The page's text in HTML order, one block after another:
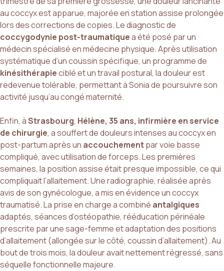
au coccyx est apparue, majorée en station assise prolongée
lors des corrections de copies. Le diagnostic de
coccygodynie post-traumatiquea été posé par un
médecin spécialisé en médecine physique. Après utilisation
systématique d’un coussin spécifique, un programme de
kinésithérapieciblé et un travail postural, la douleur est
redevenue tolérable, permettant à Sonia de poursuivre son
activité jusqu’au congé maternité.
Enfin, àStrasbourg, Hélène, 35 ans, infirmière en service
de chirurgie, a souffert de douleurs intenses au coccyx en
post-partum après un accouchementpar voie basse
compliqué, avec utilisation de forceps. Les premières
semaines, la position assise était presque impossible, ce qui
compliquait l’allaitement. Une radiographie, réalisée après
avis de son gynécologue, a mis en évidence un coccyx
traumatisé. La prise en charge a combiné antalgiques
adaptés, séances d’ostéopathie, rééducation périnéale
prescrite par une sage-femme et adaptation des positions
d’allaitement (allongée sur le côté, coussin d’allaitement). Au
bout de trois mois, la douleur avait nettement régressé, sans
séquelle fonctionnelle majeure.